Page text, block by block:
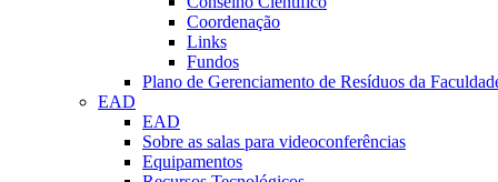
Coordenação
Links
Fundos
Plano de Gerenciamento de Resíduos da
EAD
EAD
Sobre as salas para videoconferências
Equipamentos